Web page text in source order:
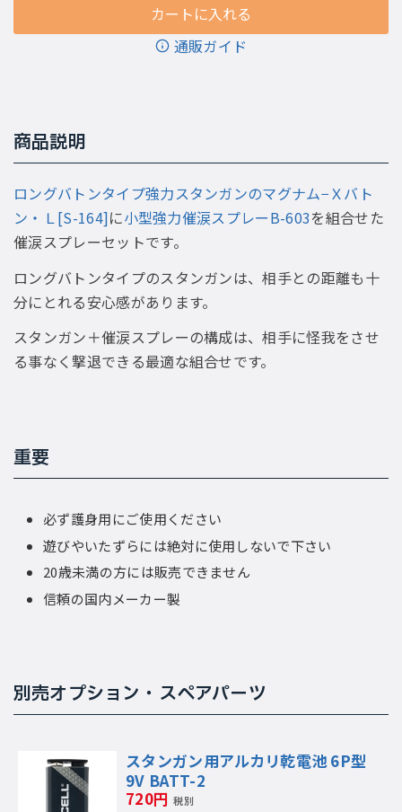
通販ガイド
商品説明
ロングバトンタイプ強力スタンガンのマグナム−Ｘバト
ン・Ｌ[S-164]に小型強力催涙スプレーB-603を組合せた
催涙スプレーセットです。
ロングバトンタイプのスタンガンは、相手との距離も十
分にとれる安心感があります。
スタンガン＋催涙スプレーの構成は、相手に怪我をさせ
る事なく撃退できる最適な組合せです。
重要
必ず護身用にご使用ください
遊びやいたずらには絶対に使用しないで下さい
20歳未満の方には販売できません
信頼の国内メーカー製
別売オプション・スペアパーツ
スタンガン用アルカリ乾電池 6P型
9V BATT-2
720円 税別